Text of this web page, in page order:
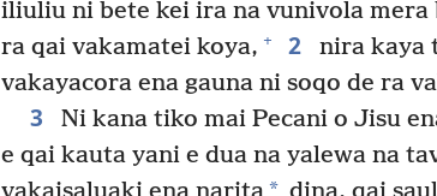
iliuliu ni bete kei ira na vunivola mera
ra qai vakamatei koya, + 2
nira kaya
vakayacora ena gauna ni soqo de ra
3
Ni kana tiko mai Pecani o Jisu
e qai kauta yani e dua na yalewa na